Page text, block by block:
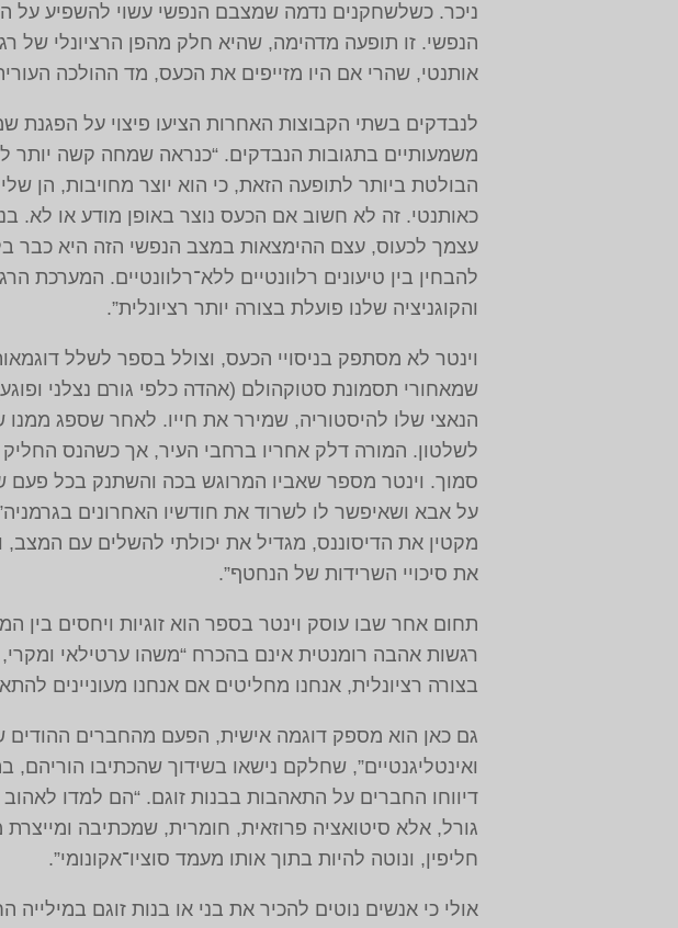
ניכר. כשלשחקנים נדמה שמצבם הנפשי עשוי להשפיע על
הנפשי. זו תופעה מדהימה, שהיא חלק מהפן הרציונלי
אותנטי, שהרי אם היו מזייפים את הכעס, מד ההולכה
לנבדקים בשתי הקבוצות האחרות הציעו פיצוי על הפגנת
משמעותיים בתגובות הנבדקים. “כנראה שמחה קשה יותר
הבולטת ביותר לתופעה הזאת, כי הוא יוצר מחויבות, הן
כאותנטי. זה לא חשוב אם הכעס נוצר באופן מודע או לא.
עצמך לכעוס, עצם ההימצאות במצב הנפשי הזה היא כבר
להבחין בין טיעונים רלוונטיים ללא־רלוונטיים.
והקוגניציה שלנו פועלת בצורה יותר רציונלית”.
וינטר לא מסתפק בניסויי הכעס, וצולל בספר לשלל
שמאחורי תסמונת סטוקהולם ‏(אהדה כלפי גורם נצלני
הנאצי שלו להיסטוריה, שמירר את חייו. לאחר שספג
לשלטון. המורה דלק אחריו ברחבי העיר, אך כשהנס
סמוך. וינטר מספר שאביו המרוגש בכה והשתנק בכל פעם
על אבא ושאיפשר לו לשרוד את חודשיו האחרונים
מקטין את הדיסוננס, מגדיל את יכולתי להשלים עם המצב,
את סיכויי השרידות של הנחטף”.
תחום אחר שבו עוסק וינטר בספר הוא זוגיות ויחסים בין
רגשות אהבה רומנטית אינם בהכרח “משהו ערטילאי
בצורה רציונלית, אנחנו מחליטים אם אנחנו מעוניינים
גם כאן הוא מספק דוגמה אישית, הפעם מהחברים ההודים
ואינטליגנטיים”, שחלקם נישאו בשידוך שהכתיבו
דיווחו החברים על התאהבות בבנות זוגם. “הם למדו
גורל, אלא סיטואציה פרוזאית, חומרית, שמכתיבה
חליפין, ונוטה להיות בתוך אותו מעמד סוציו־אקונומי”.
אולי כי אנשים נוטים להכיר את בני או בנות זוגם